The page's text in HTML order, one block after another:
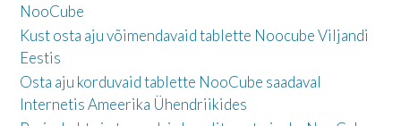
NooCube
Kust osta aju võimendavaid tablette Noocube Viljandi
Eestis
Osta aju korduvaid tablette NooCube saadaval
Internetis Ameerika Ühendriikides